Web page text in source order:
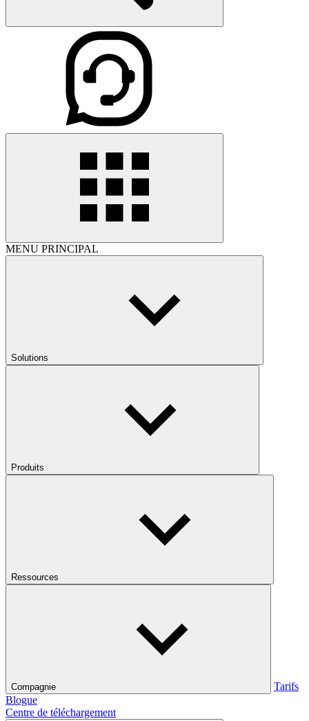
MENU PRINCIPAL
Solutions
Produits
Ressources
Compagnie
Tarifs
Blogue
Centre de téléchargement